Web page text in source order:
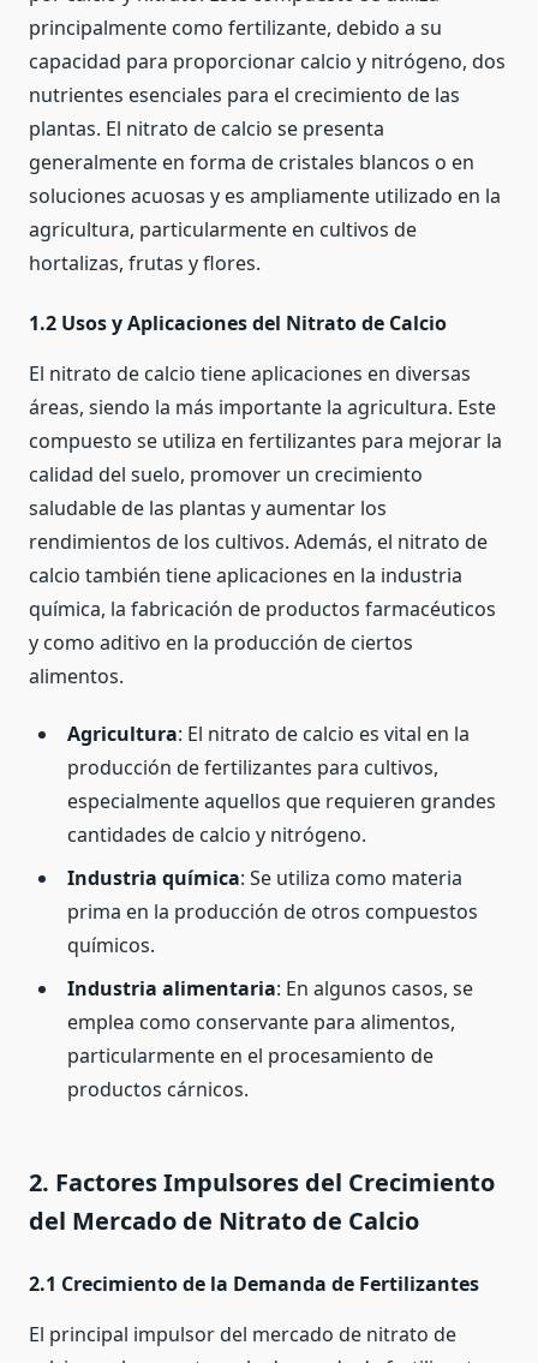
principalmente como fertilizante, debido a su
capacidad para proporcionar calcio y nitrógeno, dos
nutrientes esenciales para el crecimiento de las
plantas. El nitrato de calcio se presenta
generalmente en forma de cristales blancos o en
soluciones acuosas y es ampliamente utilizado en la
agricultura, particularmente en cultivos de
hortalizas, frutas y flores.
1.2 Usos y Aplicaciones del Nitrato de Calcio
El nitrato de calcio tiene aplicaciones en diversas
áreas, siendo la más importante la agricultura. Este
compuesto se utiliza en fertilizantes para mejorar la
calidad del suelo, promover un crecimiento
saludable de las plantas y aumentar los
rendimientos de los cultivos. Además, el nitrato de
calcio también tiene aplicaciones en la industria
química, la fabricación de productos farmacéuticos
y como aditivo en la producción de ciertos
alimentos.
Agricultura: El nitrato de calcio es vital en la
producción de fertilizantes para cultivos,
especialmente aquellos que requieren grandes
cantidades de calcio y nitrógeno.
Industria química: Se utiliza como materia
prima en la producción de otros compuestos
químicos.
Industria alimentaria: En algunos casos, se
emplea como conservante para alimentos,
particularmente en el procesamiento de
productos cárnicos.
2. Factores Impulsores del Crecimiento
del Mercado de Nitrato de Calcio
2.1 Crecimiento de la Demanda de Fertilizantes
El principal impulsor del mercado de nitrato de